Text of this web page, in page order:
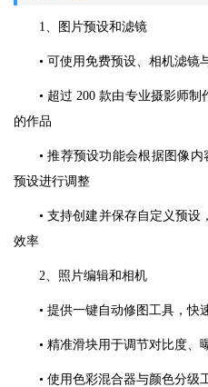
1、图片预设和滤镜
• 可使用免费预设、相机滤镜
• 超过 200 款由专业摄影师
的作品
• 推荐预设功能会根据图像
预设进行调整
• 支持创建并保存自定义预设
效率
2、照片编辑和相机
• 提供一键自动修图工具，快
• 精准滑块用于调节对比度、
• 使用色彩混合器与颜色分级